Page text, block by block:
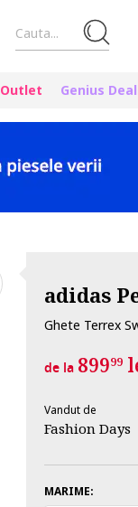
Cauta...
Outlet Genius
adidas
Ghete Terrex
de la 89999
Vandut de
Fashion Days
MARIME: